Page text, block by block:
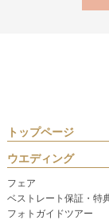
トップページ
ウエディング
フェア
ベストレート保証・特
フォトガイドツアー